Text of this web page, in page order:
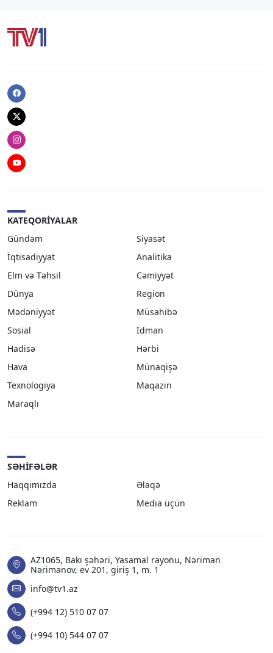
Facebook
Twitter
Instagram
Youtube
KATEQORIYALAR
Gündəm
Siyasət
İqtisadiyyat
Analitika
Elm və Təhsil
Cəmiyyət
Dünya
Region
Mədəniyyət
Müsahibə
Sosial
İdman
Hadisə
Hərbi
Hava
Münaqişə
Texnologiya
Maqazin
Maraqlı
SƏHIFƏLƏR
Haqqımızda
Əlaqə
Reklam
Media üçün
AZ1065, Bakı şəhəri, Yasamal rayonu, Nəriman
Nərimanov, ev 201, giriş 1, m. 1
info@tv1.az
(+994 12) 510 07 07
(+994 10) 544 07 07